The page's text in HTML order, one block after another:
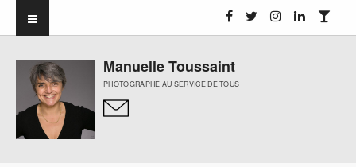
Manuelle Toussaint
PHOTOGRAPHE AU SERVICE DE TOUS